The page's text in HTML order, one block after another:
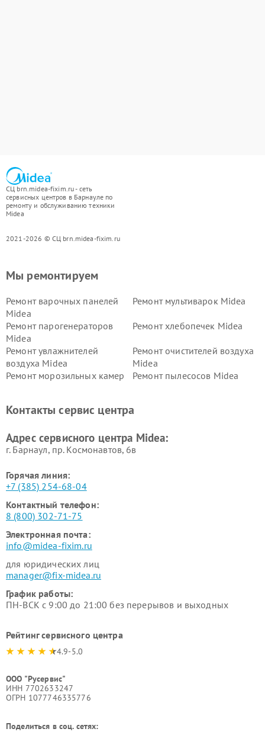
СЦ brn.midea-fixim.ru - сеть
сервисных центров в Барнауле по
ремонту и обслуживанию техники
Midea
2021-2026 © СЦ brn.midea-fixim.ru
Мы ремонтируем
Ремонт варочных панелей
Midea
Ремонт мультиварок Midea
Ремонт парогенераторов
Midea
Ремонт хлебопечек Midea
Ремонт увлажнителей
воздуха Midea
Ремонт очистителей воздуха
Midea
Ремонт морозильных камер
Ремонт пылесосов Midea
пылесосов Midea
Midea
Контакты сервис центра
Адрес сервисного центра Midea:
г. Барнаул, ​пр. Космонавтов, 6в
Горячая линия:
+7 (385) 254-68-04
Контактный телефон:
8 (800) 302-71-75
Электронная почта:
info@midea-fixim.ru
для юридических лиц
manager@fix-midea.ru
График работы:
ПН-ВСК с 9:00 до 21:00 без перерывов и выходных
Рейтинг сервисного центра
4.9-5.0
ООО "Русервис"
ИНН 7702633247
ОГРН 1077746335776
Поделиться в соц. сетях: